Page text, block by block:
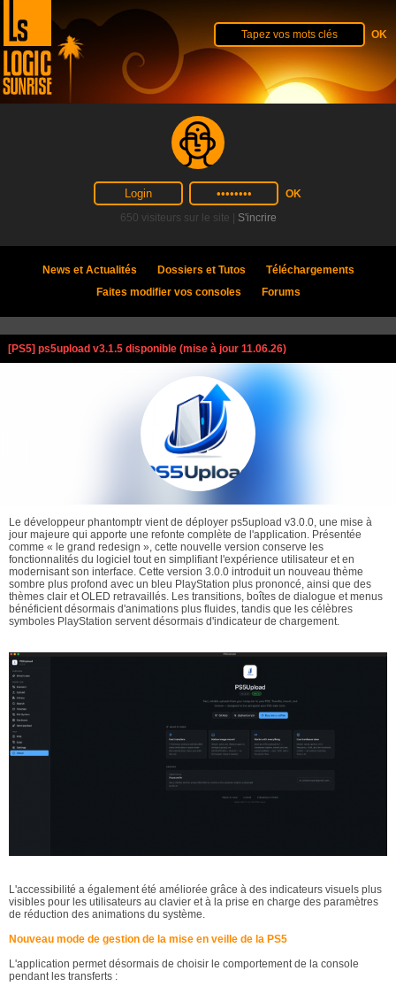
650 visiteurs sur le site | S'incrire
News et Actualités Dossiers et Tutos
Téléchargements
Faites modifier vos consoles
Forums
[PS5] ps5upload v3.1.5 disponible (mise à jour 11.06.26)
Le développeur phantomptr vient de déployer ps5upload v3.0.0, une mise à
jour majeure qui apporte une refonte complète de l'application. Présentée
comme « le grand redesign », cette nouvelle version conserve les
fonctionnalités du logiciel tout en simplifiant l'expérience utilisateur et en
modernisant son interface. Cette version 3.0.0 introduit un nouveau thème
sombre plus profond avec un bleu PlayStation plus prononcé, ainsi que des
thèmes clair et OLED retravaillés. Les transitions, boîtes de dialogue et menus
bénéficient désormais d'animations plus fluides, tandis que les célèbres
symboles PlayStation servent désormais d'indicateur de chargement.
L'accessibilité a également été améliorée grâce à des indicateurs visuels plus
visibles pour les utilisateurs au clavier et à la prise en charge des paramètres
de réduction des animations du système.
Nouveau mode de gestion de la mise en veille de la PS5
L'application permet désormais de choisir le comportement de la console
pendant les transferts :